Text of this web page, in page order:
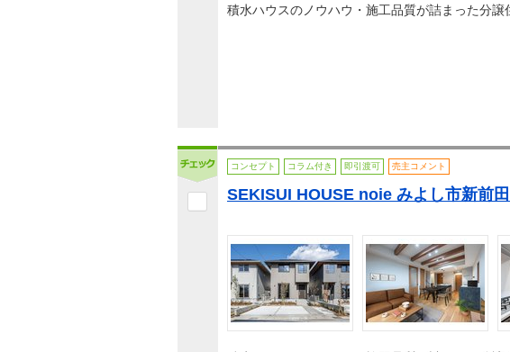
積水ハウスのノウハウ・施工品質が詰まった分譲
コンセプト コラム付き 即引渡可 売主コメント
SEKISUI HOUSE noie みよし市新前田